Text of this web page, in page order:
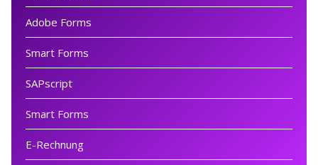
Adobe Forms
Smart Forms
SAPscript
Smart Forms
E-Rechnung